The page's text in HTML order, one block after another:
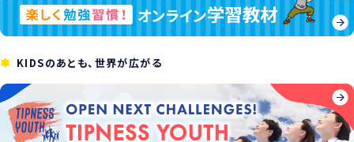
KIDSのあとも、世界が広がる